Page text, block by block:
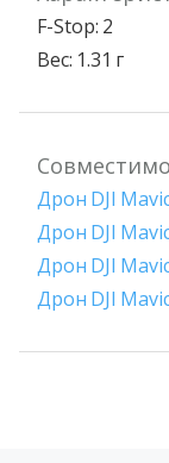
F-Stop: 2
Вес: 1.31 г
Дрон DJI
Дрон DJI
Дрон DJI
Дрон DJI